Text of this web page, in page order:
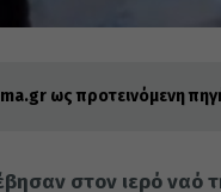
ως προτεινόμενη
στον ιερό